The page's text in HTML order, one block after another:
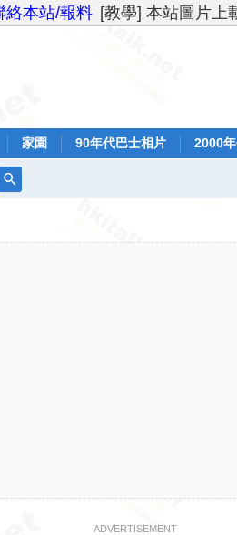
絡本站/報料 [教學] 本站圖片上
家園 90年代巴士相片 2000
ADVERTISEMENT